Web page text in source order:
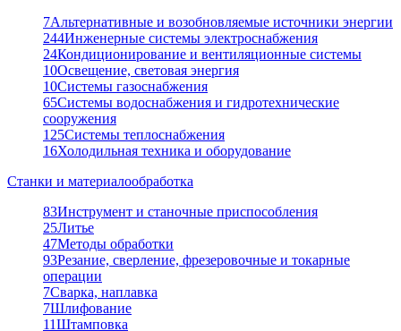
7Альтернативные и возобновляемые источники энергии
244Инженерные системы электроснабжения
24Кондиционирование и вентиляционные системы
10Освещение, световая энергия
10Системы газоснабжения
65Системы водоснабжения и гидротехнические
сооружения
125Системы теплоснабжения
16Холодильная техника и оборудование
Станки и материалообработка
83Инструмент и станочные приспособления
25Литье
47Методы обработки
93Резание, сверление, фрезеровочные и токарные
операции
7Сварка, наплавка
7Шлифование
11Штамповка